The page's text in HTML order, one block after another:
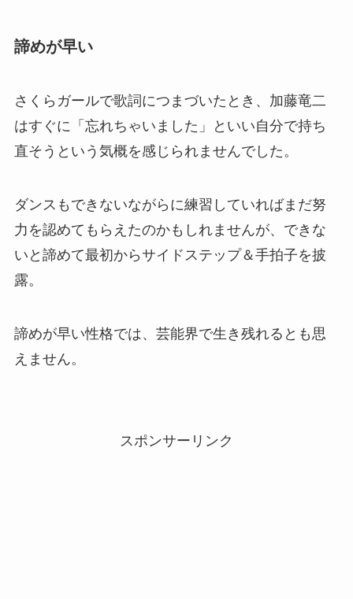
諦めが早い
さくらガールで歌詞につまづいたとき、加藤竜二
はすぐに「忘れちゃいました」といい自分で持ち
直そうという気概を感じられませんでした。
ダンスもできないながらに練習していればまだ努
力を認めてもらえたのかもしれませんが、できな
いと諦めて最初からサイドステップ＆手拍子を披
露。
諦めが早い性格では、芸能界で生き残れるとも思
えません。
スポンサーリンク